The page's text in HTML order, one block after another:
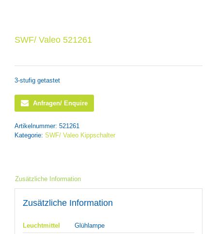
SWF/ Valeo 521261
3-stufig getastet
Anfragen/ Enquire
Artikelnummer: 521261
Kategorie: SWF/ Valeo Kippschalter
Zusätzliche Information
Zusätzliche Information
Leuchtmittel
Glühlampe